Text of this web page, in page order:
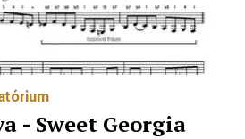
- Sweet Georgia